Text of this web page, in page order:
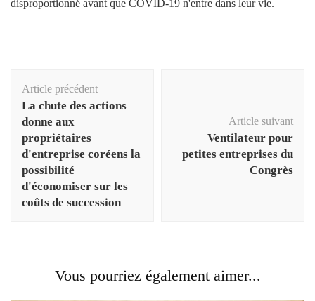
disproportionné avant que COVID-19 n'entre dans leur vie.
d'article
Article précédent
La chute des actions
donne aux
propriétaires
d'entreprise coréens la
possibilité
d'économiser sur les
coûts de succession
Article suivant
Ventilateur pour
petites entreprises du
Congrès
Vous pourriez également aimer...